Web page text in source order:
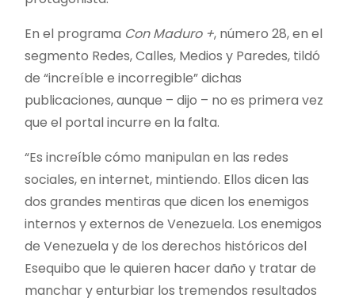
En el programa Con Maduro +, número 28, en el
segmento Redes, Calles, Medios y Paredes, tildó
de “increíble e incorregible” dichas
publicaciones, aunque – dijo – no es primera vez
que el portal incurre en la falta.
“Es increíble cómo manipulan en las redes
sociales, en internet, mintiendo. Ellos dicen las
dos grandes mentiras que dicen los enemigos
internos y externos de Venezuela. Los enemigos
de Venezuela y de los derechos históricos del
Esequibo que le quieren hacer daño y tratar de
manchar y enturbiar los tremendos resultados